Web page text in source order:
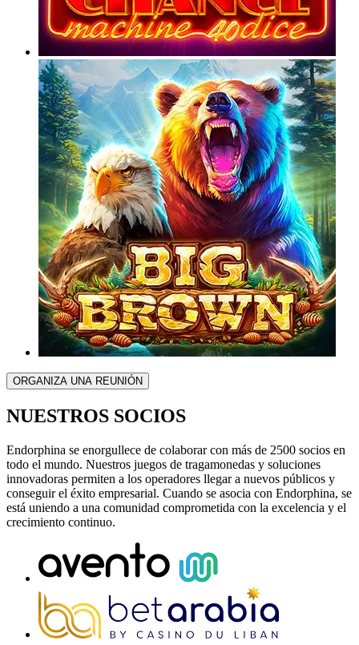
ORGANIZA UNA REUNIÓN
NUESTROS SOCIOS
Endorphina se enorgullece de colaborar con más de 2500 socios en
todo el mundo. Nuestros juegos de tragamonedas y soluciones
innovadoras permiten a los operadores llegar a nuevos públicos y
conseguir el éxito empresarial. Cuando se asocia con Endorphina, se
está uniendo a una comunidad comprometida con la excelencia y el
crecimiento continuo.